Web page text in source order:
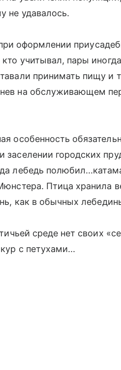
не удавалось.
оформлении
учитывал, пары
принимать пищу и
на обслуживающем
особенность
заселении городских
лебедь
Птица хранила
как в обычных
среде нет своих
с петухами...